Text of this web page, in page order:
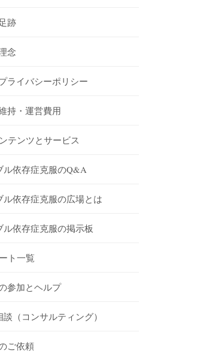
跡
念
ライバシーポリシー
持・運営費用
テンツとサービス
ル依存症克服のQ&A
ル依存症克服の広場とは
ル依存症克服の掲示板
ト一覧
参加とヘルプ
談（コンサルティング）
ご依頼